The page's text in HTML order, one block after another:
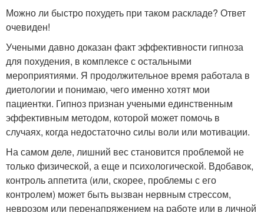
Можно ли быстро похудеть при таком раскладе? Ответ
очевиден!
Учеными давно доказан факт эффективности гипноза
для похудения, в комплексе с остальными
мероприятиями. Я продолжительное время работала в
диетологии и понимаю, чего именно хотят мои
пациентки. Гипноз признан учеными единственным
эффективным методом, которой может помочь в
случаях, когда недостаточно силы воли или мотивации.
На самом деле, лишний вес становится проблемой не
только физической, а еще и психологической. Вдобавок,
контроль аппетита (или, скорее, проблемы с его
контролем) может быть вызван нервным стрессом,
неврозом или перенапряжением на работе или в личной